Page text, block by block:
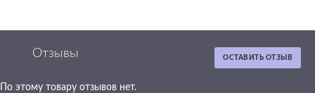
ОСТАВИТЬ ОТЗЫВ
Отзывы
По этому товару отзывов нет.